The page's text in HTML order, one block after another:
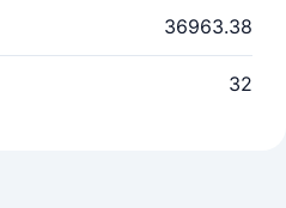
36963.38
32